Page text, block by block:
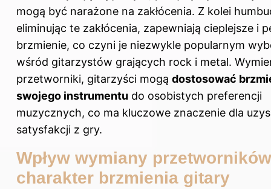
mogą być narażone na zakłócenia. Z kolei
eliminując te zakłócenia, zapewniają cieplejsze i
brzmienie, co czyni je niezwykle popularnym
wśród gitarzystów grających rock i metal.
przetworniki, gitarzyści mogą dostosować
swojego instrumentu do osobistych preferencji
muzycznych, co ma kluczowe znaczenie dla
satysfakcji z gry.
Wpływ wymiany
charakter brzmienia gitary